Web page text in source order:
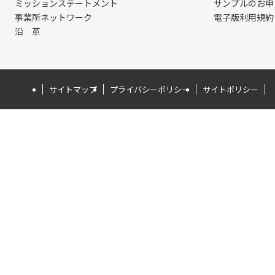
ミッションステートメント
事業所ネットワーク
沿 革
サンプルのお
電子版利用規約
サイトマップ プライバシーポリシー サイトポリシー